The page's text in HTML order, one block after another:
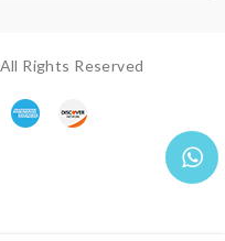
Rights Reserved